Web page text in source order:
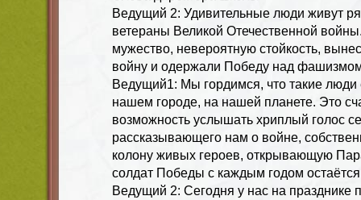
Ведущий 2: Удивительные люди живут
ветераны Великой Отечественной
мужество, невероятную стойкость,
войну и одержали Победу над
Ведущий1: Мы гордимся, что такие люди
нашем городе, на нашей планете. Это
возможность услышать хриплый голос
рассказывающего нам о войне,
колону живых героев, открывающую
солдат Победы с каждым годом
Ведущий 2: Сегодня у нас на празднике